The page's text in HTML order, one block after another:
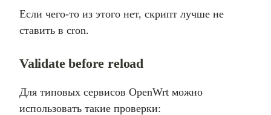
Если чего-то из этого нет, скрипт лучше не
ставить в cron.
Validate before reload
Для типовых сервисов OpenWrt можно
использовать такие проверки: